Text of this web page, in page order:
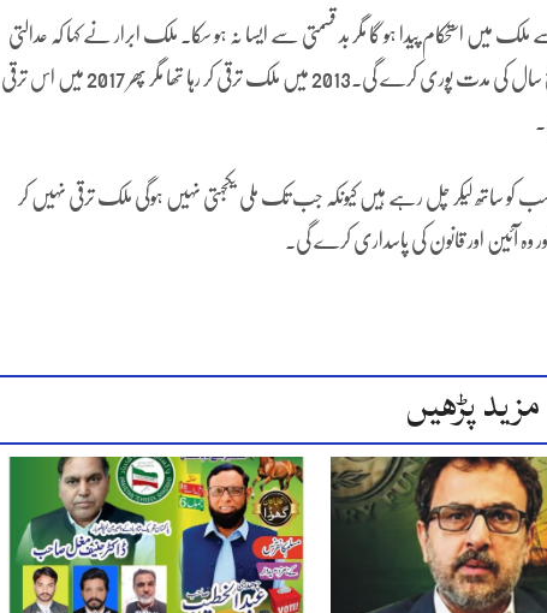
میں استحکام پیدا ہو گا مگر بد قسمتی سے ایسا نہ ہو سکا۔ ملک ابرار نے کہا کہ عدالتی
فیصلوں سے حکومت کو کوئی فرق نہیں پڑے گا حکومت اپنی پانچ سال کی مدت پوری کرے گی۔2013 میں ملک ترقی کر رہا تھا مگر پھر 2017 میں اس ترقی
کو ساتھ لیکر چل رہے ہیں کیونکہ جب تک ملی یکجہتی نہیں ہوگی ملک ترقی نہیں کر
آئین اور قانون کی پاسداری کرے گی۔
مزید پڑھیں